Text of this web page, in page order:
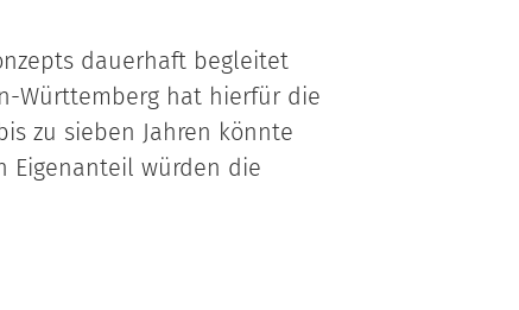
dauerhaft begleitet
Württemberg hat hierfür die
zu sieben Jahren könnte
Eigenanteil würden die